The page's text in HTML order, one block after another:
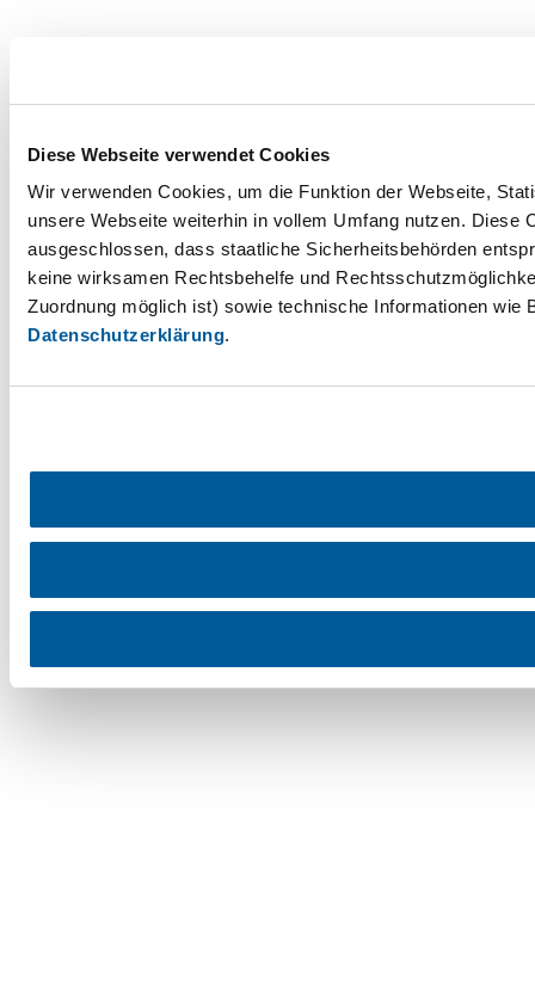
Diese Webseite verwendet Cookies
Wir verwenden Cookies, um die Funktion der Webseite,
unsere Webseite weiterhin in vollem Umfang nutzen.
ausgeschlossen, dass staatliche Sicherheitsbehörden
keine wirksamen Rechtsbehelfe und
Zuordnung möglich ist) sowie technische Informationen wie
Datenschutzerklärung.